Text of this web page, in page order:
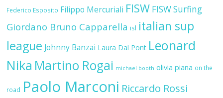
Federico Esposito Filippo Mercuriali FISW FISW Surfing
Giordano Bruno Capparella isl italian sup
league Johnny Banzai Laura Dal Pont Leonard
Nika Martino Rogai michael booth olivia piana on the
road Paolo Marconi Riccardo Rossi